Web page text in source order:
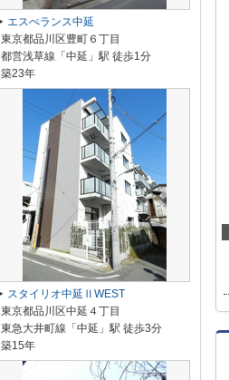
エスぺランス中延
東京都品川区豊町６丁目
都営浅草線「中延」駅 徒歩1分
築23年
スタイリオ中延ⅡWEST
東京都品川区中延４丁目
東急大井町線「中延」駅 徒歩3分
築15年